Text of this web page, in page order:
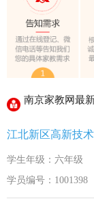
最新！教育部
​2025年11月江
我市2026年春
速看！新学期
南京家教网最
学生年级：六年级
学员编号：1001398